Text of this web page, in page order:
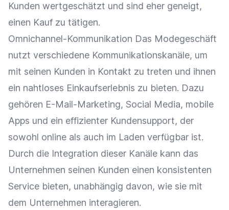
Kunden wertgeschätzt und sind eher geneigt,
einen Kauf zu tätigen.
Omnichannel-Kommunikation Das Modegeschäft
nutzt verschiedene Kommunikationskanäle, um
mit seinen Kunden in Kontakt zu treten und ihnen
ein nahtloses Einkaufserlebnis zu bieten. Dazu
gehören E-Mail-Marketing, Social Media, mobile
Apps und ein effizienter Kundensupport, der
sowohl online als auch im Laden verfügbar ist.
Durch die Integration dieser Kanäle kann das
Unternehmen seinen Kunden einen konsistenten
Service bieten, unabhängig davon, wie sie mit
dem Unternehmen interagieren.